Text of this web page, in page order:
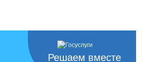
Решаем вместе